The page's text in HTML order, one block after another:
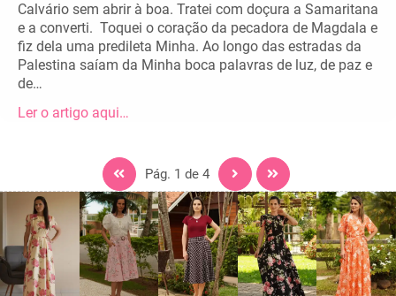
Calvário sem abrir à boa. Tratei com doçura a Samaritana
e a converti. Toquei o coração da pecadora de Magdala e
fiz dela uma predileta Minha. Ao longo das estradas da
Palestina saíam da Minha boca palavras de luz, de paz e
de…
Ler o artigo aqui…
Pág. 1 de 4